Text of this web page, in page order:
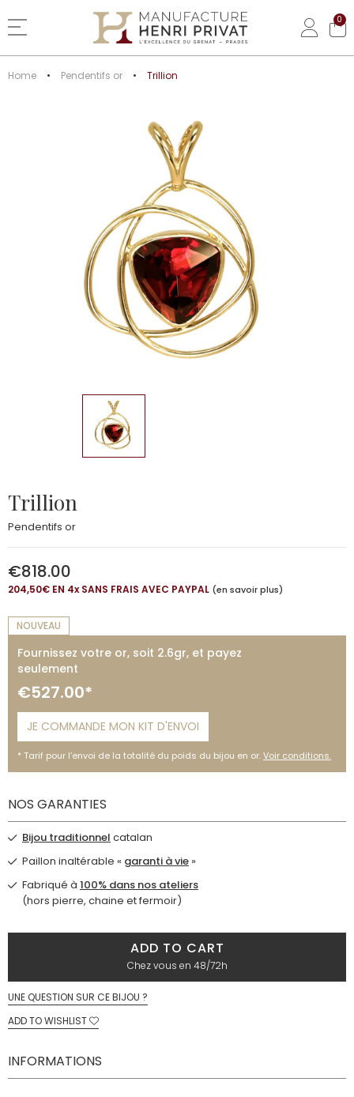
Basculer la navigation
0
Home Pendentifs or Trillion
Trillion
Pendentifs or
€818.00
204,50€ EN 4xSANS FRAIS AVEC PAYPAL (en savoir plus)
NOUVEAU
Fournissez votre or, soit 2.6gr, et payez
seulement
€527.00*
Tarif pour l’envoi de la totalité du poids du bijou en or.Voir conditions.
JE COMMANDE MON KIT D'ENVOI
NOS GARANTIES
Bijou traditionnel catalan
Paillon inaltérable « garanti à vie »
Fabriqué à 100% dans nos ateliers
(hors pierre, chaine et fermoir)
ADD TO CART
Chez vous en 48/72h
UNE QUESTION SUR CE BIJOU ?
ADD TO WISHLIST
INFORMATIONS